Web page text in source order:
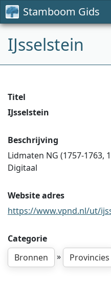
Stamboom Gids
IJsselstein
Titel
IJsselstein
Beschrijving
Lidmaten NG (1757-1763,
Digitaal
Website adres
https://www.vpnd.nl/ut/
Categorie
Bronnen
» Provincies